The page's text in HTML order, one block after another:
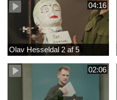
04:16
Olav Hesseldal 2 af 5
02:06